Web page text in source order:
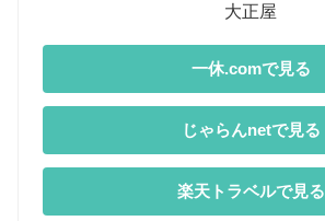
大正屋
一休.comで見る
じゃらんnetで見る
楽天トラベルで見る